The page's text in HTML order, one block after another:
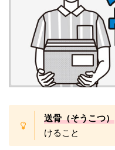
送骨（そうこつ）
けること